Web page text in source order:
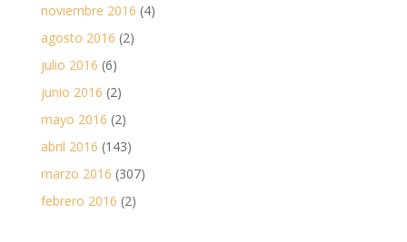
noviembre 2016 (4)
agosto 2016 (2)
julio 2016 (6)
junio 2016 (2)
mayo 2016 (2)
abril 2016 (143)
marzo 2016 (307)
febrero 2016 (2)